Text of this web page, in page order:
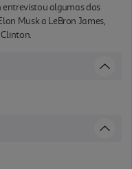
algumas das
Musk a LeBron James,